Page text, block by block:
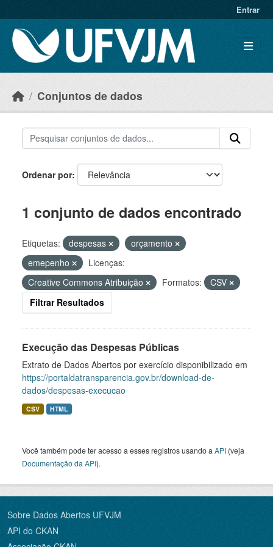
Entrar
Conjuntos de dados
Ordenar por
1 conjunto de dados encontrado
Etiquetas: despesas
orçamento
emepenho
Licenças:
Creative Commons Atribuição
Formatos:
CSV
Filtrar Resultados
Execução das Despesas Públicas
Extrato de Dados Abertos por exercício disponibilizado em
https://portaldatransparencia.gov.br/download-de-
dados/despesas-execucao
CSV HTML
Você também pode ter acesso a esses registros usando a API (veja
Documentação da API).
Sobre Dados Abertos UFVJM
API do CKAN